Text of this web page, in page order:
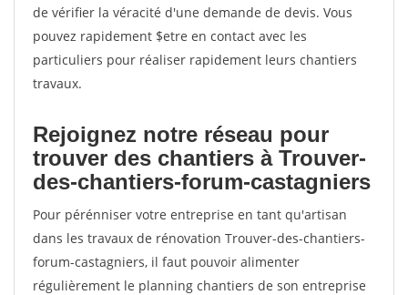
de vérifier la véracité d'une demande de devis. Vous
pouvez rapidement $etre en contact avec les
particuliers pour réaliser rapidement leurs chantiers
travaux.
Rejoignez notre réseau pour
trouver des chantiers à Trouver-
des-chantiers-forum-castagniers
Pour pérénniser votre entreprise en tant qu'artisan
dans les travaux de rénovation Trouver-des-chantiers-
forum-castagniers, il faut pouvoir alimenter
régulièrement le planning chantiers de son entreprise